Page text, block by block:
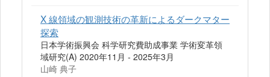
X 線領域の観測技術の革新によるダークマター
探索
日本学術振興会 科学研究費助成事業 学術変革領
域研究(A) 2020年11月 - 2025年3月
山崎 典子